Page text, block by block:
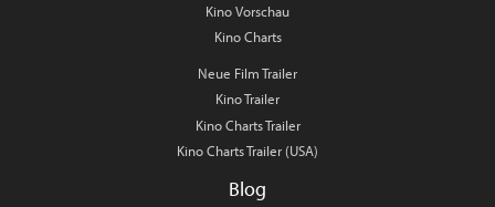
Kino Vorschau
Kino Charts
Neue Film Trailer
Kino Trailer
Kino Charts Trailer
Kino Charts Trailer (USA)
Blog